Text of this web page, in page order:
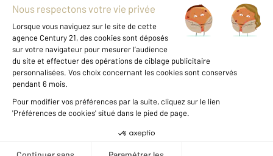
À propos
International
Nous contacter
Données personnelles